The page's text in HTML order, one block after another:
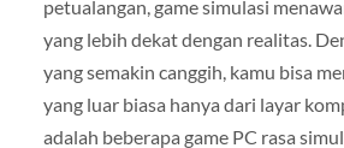
petualangan, game simulasi
yang lebih dekat dengan realitas.
yang semakin canggih, kamu bisa
yang luar biasa hanya dari layar
adalah beberapa game PC rasa